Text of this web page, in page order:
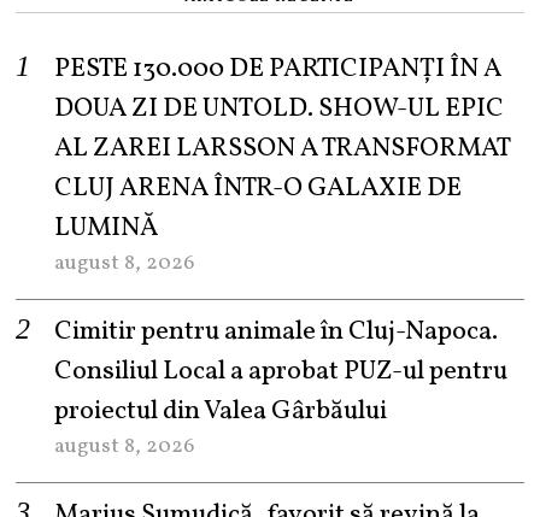
PESTE 130.000 DE PARTICIPANȚI ÎN A
DOUA ZI DE UNTOLD. SHOW-UL EPIC
AL ZAREI LARSSON A TRANSFORMAT
CLUJ ARENA ÎNTR-O GALAXIE DE
LUMINĂ
august 8, 2026
Cimitir pentru animale în Cluj-Napoca.
Consiliul Local a aprobat PUZ-ul pentru
proiectul din Valea Gârbăului
august 8, 2026